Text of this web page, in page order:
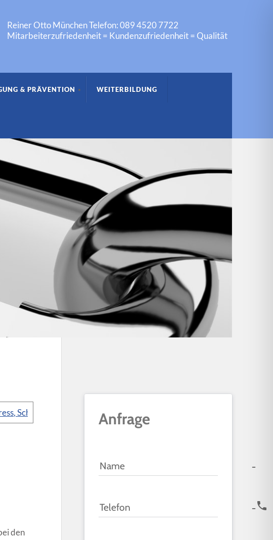
Reiner Otto München Telefon: 089 4520 7722
Mitarbeiterzufriedenheit = Kundenzufriedenheit = Qualität
& PRÄVENTION WEITERBILDUNG
etc finden Sie hier… +++
den
Anfrage
Name icon-
Telefon icon-phone